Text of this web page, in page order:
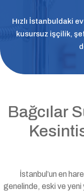
Hızlı İstanbuldaki
kusursuz işçilik,
Bağcılar
İstanbul’un en
genelinde, eski ve yeni